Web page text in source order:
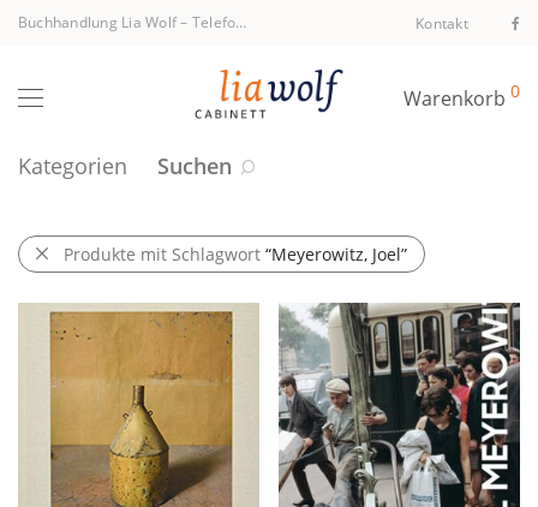
Buchhandlung Lia Wolf– Telefon +43 1 512 40 94 Kontakt
Warenkorb 0
Kategorien Suchen
Produkte mit Schlagwort “Meyerowitz, Joel”